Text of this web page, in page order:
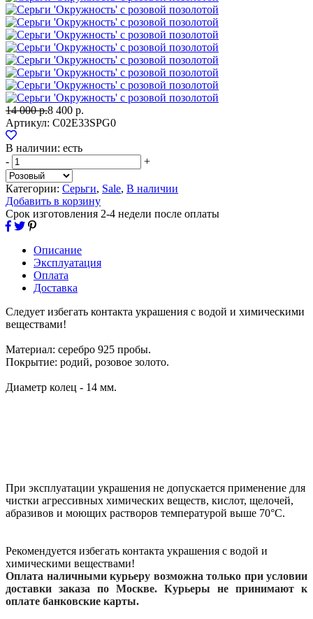
14 000 р.8 400 р.
Артикул: С02E33SPG0
В наличии: есть
-
+
Категории: Серьги, Sale, В наличии
Добавить в корзину
Срок изготовления 2-4 недели после оплаты
Описание
Эксплуатация
Оплата
Доставка
Следует избегать контакта украшения с водой и химическими
веществами!
Материал: серебро 925 пробы.
Покрытие: родий, розовое золото.
Диаметр колец - 14 мм.
При эксплуатации украшения не допускается применение для
чистки агрессивных химических веществ, кислот, щелочей,
абразивов и моющих растворов температурой выше 70°С.
Рекомендуется избегать контакта украшения с водой и
химическими веществами!
Оплата наличными курьеру возможна только при условии
доставки заказа по Москве. Курьеры не принимают к
оплате банковские карты.